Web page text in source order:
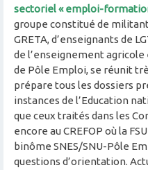
sectoriel « emploi-
groupe constitué de
GRETA, d’enseignants de
de l’enseignement
de Pôle Emploi, se réunit
prépare tous les dossiers
instances de l’Education
que ceux traités dans les
encore au CREFOP où la
binôme SNES/SNU-Pôle
questions d’orientation.